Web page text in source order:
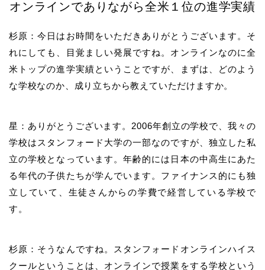
オンラインでありながら全米１位の進学実績
杉原：今日はお時間をいただきありがとうございます。そ
れにしても、目覚ましい発展ですね。オンラインなのに全
米トップの進学実績ということですが、まずは、どのよう
な学校なのか、成り立ちから教えていただけますか。
星：ありがとうございます。2006年創立の学校で、我々の
学校はスタンフォード大学の一部なのですが、独立した私
立の学校となっています。年齢的には日本の中高生にあた
る年代の子供たちが学んでいます。ファイナンス的にも独
立していて、生徒さんからの学費で経営している学校で
す。
杉原：そうなんですね。スタンフォードオンラインハイス
クールということは、オンラインで授業をする学校という